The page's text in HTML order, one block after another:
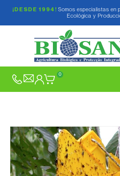
¡DESDE 1994! Somos especialistas en
Ecológica y
0